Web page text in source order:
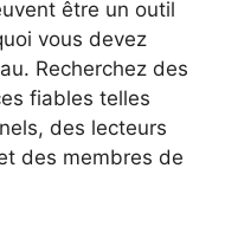
être un outil
vous devez
Recherchez des
fiables telles
des lecteurs
des membres de